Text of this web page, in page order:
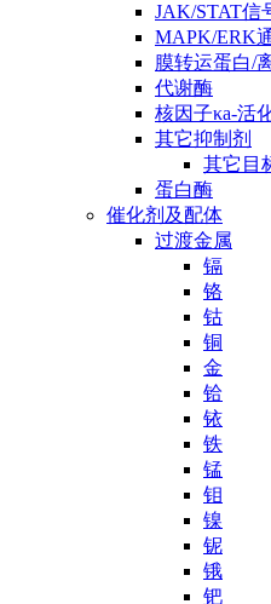
JAK/STAT信
MAPK/ERK
膜转运蛋白/
代谢酶
核因子κa-活
其它抑制剂
其它目
蛋白酶
催化剂及配体
过渡金属
镉
铬
钴
铜
金
铪
铱
铁
锰
钼
镍
铌
锇
钯